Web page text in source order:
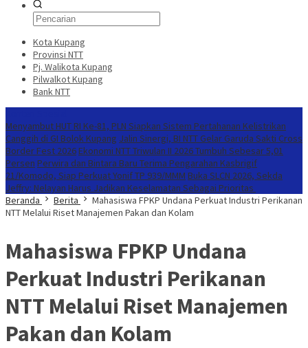
Kota Kupang
Provinsi NTT
Pj. Walikota Kupang
Pilwalkot Kupang
Bank NTT
Menyambut HUT RI Ke-81, PLN Siapkan Sistem Pertahanan Kelistrikan
Canggih di GI Bolok Kupang Jalin Sinergi, BI NTT Gelar Garuda Sakti Cross
Border Fest 2026 Ekonomi NTT Triwulan II 2026 Tumbuh Sebesar 5,01
Persen Perwira dan Bintara Baru Terima Pengarahan Kasbrigif
21/Komodo, Siap Perkuat Yonif TP 939/MMM Buka SLCN 2026, Sekda
Jeffry: Nelayan Harus Jadikan Keselamatan Sebagai Prioritas
Beranda
Berita
Mahasiswa FPKP Undana Perkuat Industri Perikanan
NTT Melalui Riset Manajemen Pakan dan Kolam
Mahasiswa FPKP Undana
Perkuat Industri Perikanan
NTT Melalui Riset Manajemen
Pakan dan Kolam